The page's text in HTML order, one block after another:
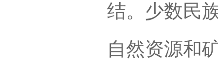
结。少数民
自然资源和